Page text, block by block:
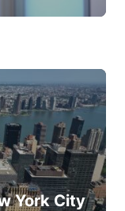
York City